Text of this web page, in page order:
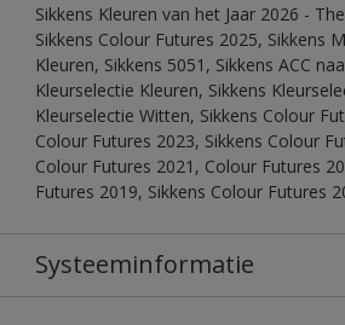
Sikkens Kleuren van het Jaar 2026 -
Sikkens Colour Futures 2025, Sikkens
Kleuren, Sikkens 5051, Sikkens ACC
Kleurselectie Kleuren, Sikkens
Kleurselectie Witten, Sikkens Colour
Colour Futures 2023, Sikkens Colour
Colour Futures 2021, Colour Futures
Futures 2019, Sikkens Colour Futures
Systeeminformatie